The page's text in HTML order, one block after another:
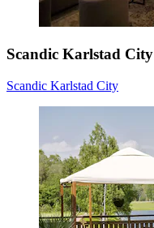
Scandic Karlstad City
Scandic Karlstad City